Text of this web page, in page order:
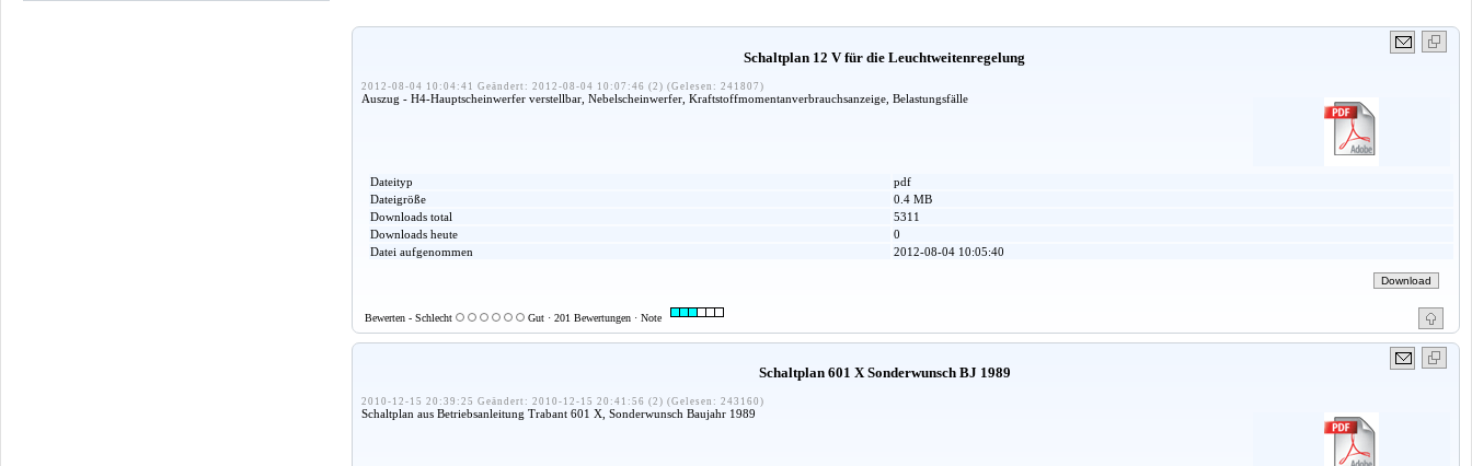
Schaltplan 12 V für die Leuchtweitenregelung
2012-08-04 10:04:41 Geändert: 2012-08-04 10:07:46 (2) (Gelesen: 241807)
Auszug - H4-Hauptscheinwerfer verstellbar, Nebelscheinwerfer, Kraftstoffmomentanverbrauchsanzeige, Belastungsfälle
Dateityp
pdf
Dateigröße
0.4 MB
Downloads total
5311
Downloads heute
0
Datei aufgenommen
2012-08-04 10:05:40
Bewerten - Schlecht Gut · 201 Bewertungen · Note
Schaltplan 601 X Sonderwunsch BJ 1989
2010-12-15 20:39:25 Geändert: 2010-12-15 20:41:56 (2) (Gelesen: 243160)
Schaltplan aus Betriebsanleitung Trabant 601 X, Sonderwunsch Baujahr 1989